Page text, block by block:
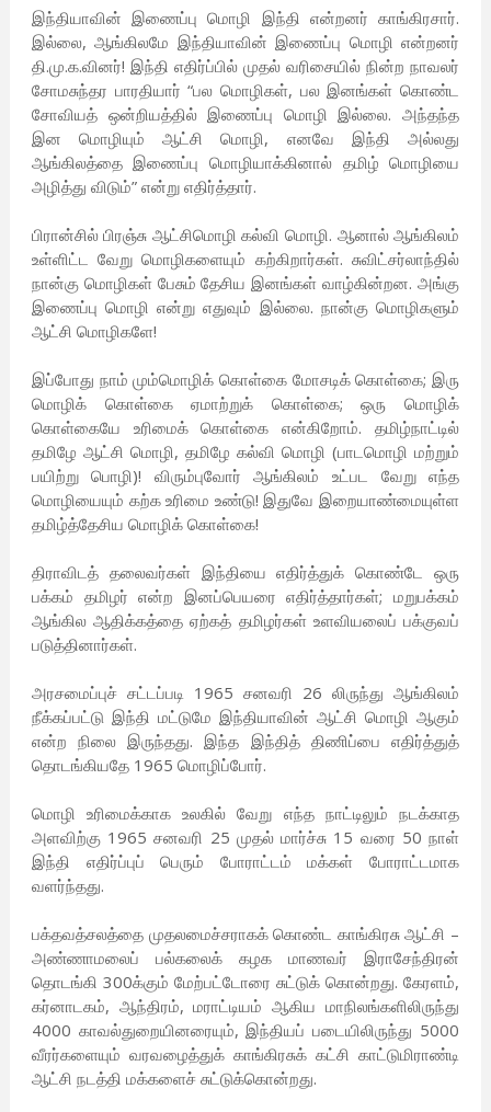
இந்தியாவின் இணைப்பு மொழி இந்தி என்றனர் காங்கிரசார்.
இல்லை, ஆங்கிலமே இந்தியாவின் இணைப்பு மொழி என்றனர்
தி.மு.க.வினர்! இந்தி எதிர்ப்பில் முதல் வரிசையில் நின்ற நாவலர்
சோமசுந்தர பாரதியார் “பல மொழிகள், பல இனங்கள் கொண்ட
சோவியத் ஒன்றியத்தில் இணைப்பு மொழி இல்லை. அந்தந்த
இன மொழியும் ஆட்சி மொழி, எனவே இந்தி அல்லது
ஆங்கிலத்தை இணைப்பு மொழியாக்கினால் தமிழ் மொழியை
அழித்து விடும்” என்று எதிர்த்தார்.
பிரான்சில் பிரஞ்சு ஆட்சிமொழி கல்வி மொழி. ஆனால் ஆங்கிலம்
உள்ளிட்ட வேறு மொழிகளையும் கற்கிறார்கள். சுவிட்சர்லாந்தில்
நான்கு மொழிகள் பேசும் தேசிய இனங்கள் வாழ்கின்றன. அங்கு
இணைப்பு மொழி என்று எதுவும் இல்லை. நான்கு மொழிகளும்
ஆட்சி மொழிகளே!
இப்போது நாம் மும்மொழிக் கொள்கை மோசடிக் கொள்கை; இரு
மொழிக் கொள்கை ஏமாற்றுக் கொள்கை; ஒரு மொழிக்
கொள்கையே உரிமைக் கொள்கை என்கிறோம். தமிழ்நாட்டில்
தமிழே ஆட்சி மொழி, தமிழே கல்வி மொழி (பாடமொழி மற்றும்
பயிற்று பொழி)! விரும்புவோர் ஆங்கிலம் உட்பட வேறு எந்த
மொழியையும் கற்க உரிமை உண்டு! இதுவே இறையாண்மையுள்ள
தமிழ்த்தேசிய மொழிக் கொள்கை!
திராவிடத் தலைவர்கள் இந்தியை எதிர்த்துக் கொண்டே ஒரு
பக்கம் தமிழர் என்ற இனப்பெயரை எதிர்த்தார்கள்; மறுபக்கம்
ஆங்கில ஆதிக்கத்தை ஏற்கத் தமிழர்கள் உளவியலைப் பக்குவப்
படுத்தினார்கள்.
அரசமைப்புச் சட்டப்படி 1965 சனவரி 26 லிருந்து ஆங்கிலம்
நீக்கப்பட்டு இந்தி மட்டுமே இந்தியாவின் ஆட்சி மொழி ஆகும்
என்ற நிலை இருந்தது. இந்த இந்தித் திணிப்பை எதிர்த்துத்
தொடங்கியதே 1965 மொழிப்போர்.
மொழி உரிமைக்காக உலகில் வேறு எந்த நாட்டிலும் நடக்காத
அளவிற்கு 1965 சனவரி 25 முதல் மார்ச்சு 15 வரை 50 நாள்
இந்தி எதிர்ப்புப் பெரும் போராட்டம் மக்கள் போராட்டமாக
வளர்ந்தது.
பக்தவத்சலத்தை முதலமைச்சராகக் கொண்ட காங்கிரசு ஆட்சி –
அண்ணாமலைப் பல்கலைக் கழக மாணவர் இராசேந்திரன்
தொடங்கி 300க்கும் மேற்பட்டோரை சுட்டுக் கொன்றது. கேரளம்,
கர்னாடகம், ஆந்திரம், மராட்டியம் ஆகிய மாநிலங்களிலிருந்து
4000 காவல்துறையினரையும், இந்தியப் படையிலிருந்து 5000
வீரர்களையும் வரவழைத்துக் காங்கிரசுக் கட்சி காட்டுமிராண்டி
ஆட்சி நடத்தி மக்களைச் சுட்டுக்கொன்றது.